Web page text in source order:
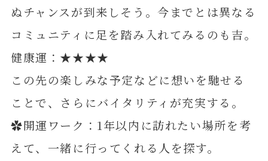
ぬチャンスが到来しそう。今までとは異なる
コミュニティに足を踏み入れてみるのも吉。
健康運：★★★★
この先の楽しみな予定などに想いを馳せる
ことで、さらにバイタリティが充実する。
✿開運ワーク：1年以内に訪れたい場所を考
えて、一緒に行ってくれる人を探す。